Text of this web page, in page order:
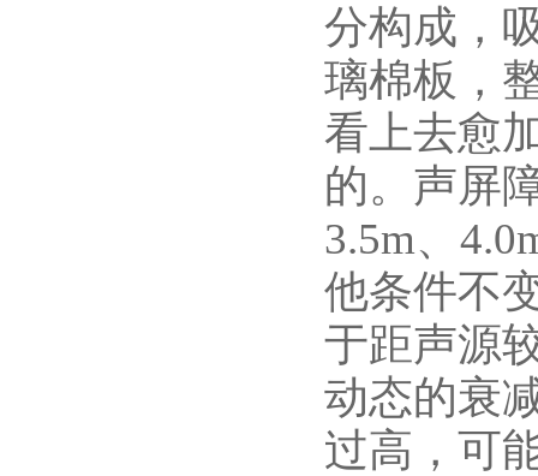
分构成，
璃棉板，
看上去愈
的。声屏
3.5m、
他条件不
于距声源
动态的衰
过高，可